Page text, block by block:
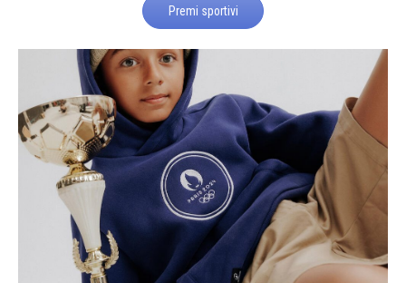
Premi sportivi